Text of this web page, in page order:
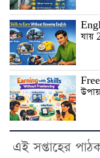
যায়
এই সপ্তাহের